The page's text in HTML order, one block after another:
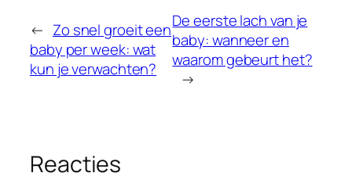
← Zo snel groeit een
baby per week: wat
kun je verwachten?
De eerste lach van je
baby: wanneer en
waarom gebeurt het?
→
Reacties